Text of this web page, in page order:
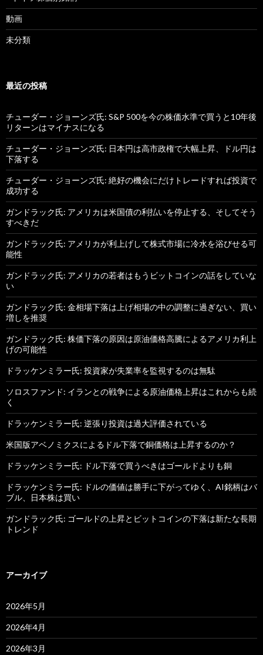
動画
未分類
最近の投稿
チューダー・ジョーンズ氏: S&P 500を今の株価水準で買うと10年後
リターンはマイナスになる
チューダー・ジョーンズ氏: 日本円は高市政権で大幅上昇、ドル円は
下落する
チューダー・ジョーンズ氏: 絶好の機会にだけトレードすれば投資で
成功する
ガンドラック氏: アメリカは米国債の利払いを停止する、そしてそう
すべきだ
ガンドラック氏: アメリカが利上げして株式市場に冷水を浴びせる可
能性
ガンドラック氏: アメリカの若者はもうビットコインの話をしていな
い
ガンドラック氏: 金相場下落は上げ相場の中の調整に過ぎない、買い
増しを推奨
ガンドラック氏: 株価下落の原因は原油価格高騰によるアメリカ利上
げの可能性
ドラッケンミラー氏: 投資家が失業率を監視するのは無駄
ソロスファンド: イランとの戦争による原油価格上昇はこれからも続
く
ドラッケンミラー氏: 逆張り投資は過大評価されている
米国版アベノミクスによるドル下落で銅価格は上昇するのか？
ドラッケンミラー氏: ドル下落で買うべきはゴールドよりも銅
ドラッケンミラー氏: ドルの価値は勝手に下がってゆく、AI銘柄はバ
ブル、日本株は買い
ガンドラック氏: ゴールドの上昇とビットコインの下落は新たな長期
トレンド
アーカイブ
2026年5月
2026年4月
2026年3月